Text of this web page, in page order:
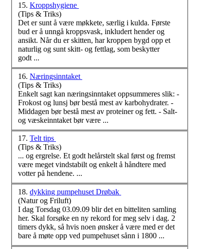
15. Kroppshygiene
(Tips & Triks)
Det er sunt å være møkkete, særlig i kulda. Første
bud er å unngå kroppsvask, inkludert hender og
ansikt. Når du er skitten, har kroppen bygd opp et
naturlig og sunt skitt- og fettlag, som beskytter
godt ...
16. Næringsinntaket
(Tips & Triks)
Enkelt sagt kan næringsinntaket oppsummeres slik: -
Frokost og lunsj bør bestå mest av karbohydrater. -
Middagen bør bestå mest av proteiner og fett. - Salt-
og væskeinntaket børvære ...
17. Telt tips
(Tips & Triks)
... og ergrelse. Et godt helårstelt skal først og fremst
være meget vindstabilt og enkelt å håndtere med
votter på hendene. ...
18. dykking pumpehuset Drøbak
(Natur og Friluft)
I dag Torsdag 03.09.09 blir det en bitteliten samling
her. Skal forsøke en ny rekord for meg selv i dag. 2
timers dykk, så hvis noen ønsker å være med er det
bare å møte opp ved pumpehuset sånn i 1800 ...